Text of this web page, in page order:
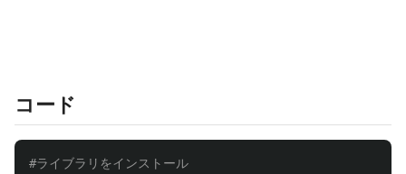
コード
#ライブラリをインストール